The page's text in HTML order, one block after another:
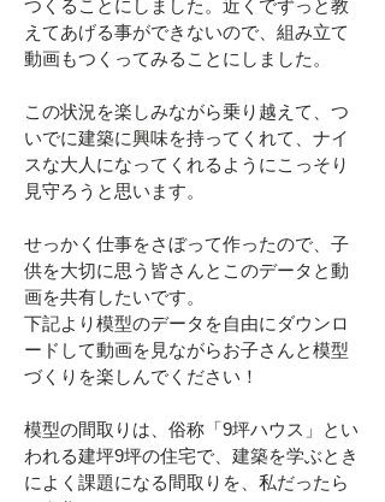
つくることにしました。 近くでずっと教
えてあげる事ができないので、組み立て
動画もつくってみることにしました。
​この状況を楽しみながら乗り越えて、つ
いでに建築に興味を持ってくれて、ナイ
スな大人になってくれるようにこっそり
見守ろうと思います。
せっかく仕事をさぼって作ったので、子
供を大切に思う皆さんとこのデータと動
画を共有したいです。
下記より模型のデータを自由にダウンロ
ードして動画を見ながらお子さんと模型
づくりを楽しんでください！
模型の間取りは、俗称「9坪ハウス」とい
われる建坪9坪の住宅で、建築を学ぶとき
によく課題になる間取りを、私だったら